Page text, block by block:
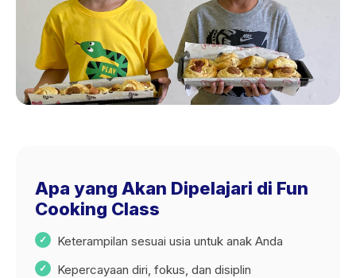
Apa yang Akan Dipelajari di Fun
Cooking Class
Keterampilan sesuai usia untuk anak Anda
Kepercayaan diri, fokus, dan disiplin